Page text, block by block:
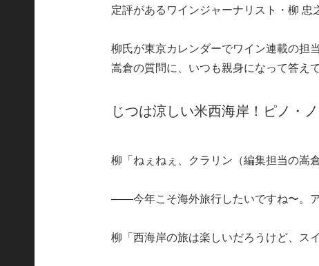
定評があるワインジャーナリスト・柳 忠
柳氏が東京カレンダーでワイン連載の担
嵩倉の質問に、いつも親身になって答えて
じつは涼しい米西海岸！ピノ・
柳「ねぇねぇ、クラリン（編集担当の嵩
――今年こそ海外旅行したいですね〜。
柳「西海岸の旅は楽しいだろうけど、ス